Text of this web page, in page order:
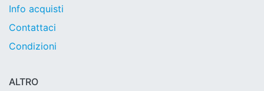
Info acquisti
Contattaci
Condizioni
ALTRO